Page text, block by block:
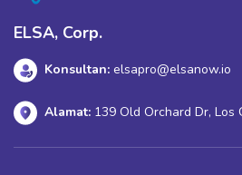
ELSA, Corp.
Konsultan: elsapro@elsanow.io
Alamat: 139 Old Orchard Dr, Los